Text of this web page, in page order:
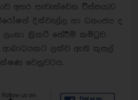
අතර පැවැත්වෙන විිස්සය20
දික්වැල්ල හා ධනංජය ද
ලංකා ක්‍රිකට් තේරීිම් කමිටුව
ආබාධයකට ලක්ව ඇති කුසල්
වෙනුවටය.